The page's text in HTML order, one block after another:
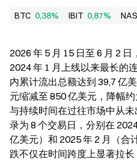
BTC 0,38% IBIT 0,87%
2026 年 5 月 15 日至 6 月 2
2024 年 1 月上线以来最长的
内累计流出总额达到 39,7 亿
元缩减至 850 亿美元，降幅
与持续时间在过往市场中从
录为 8 个交易日，分别在
亿美元）和 2025 年 2 月（合
跌不仅在时间跨度上显著拉